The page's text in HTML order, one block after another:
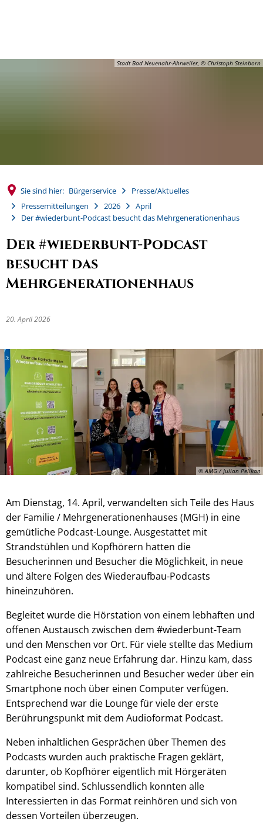
Stadt Bad Neuenahr-Ahrweiler, © Christoph Steinborn
Sie sind hier: Bürgerservice
Presse/Aktuelles
Pressemitteilungen
2026
April
Der #wiederbunt-Podcast besucht das Mehrgenerationenhaus
Der #wiederbunt-Podcast
besucht das
Mehrgenerationenhaus
20. April 2026
© AMG / Julian Pelikan
Am Dienstag, 14. April, verwandelten sich Teile des Haus
der Familie / Mehrgenerationenhauses (MGH) in eine
gemütliche Podcast-Lounge. Ausgestattet mit
Strandstühlen und Kopfhörern hatten die
Besucherinnen und Besucher die Möglichkeit, in neue
und ältere Folgen des Wiederaufbau-Podcasts
hineinzuhören.
Begleitet wurde die Hörstation von einem lebhaften und
offenen Austausch zwischen dem #wiederbunt-Team
und den Menschen vor Ort. Für viele stellte das Medium
Podcast eine ganz neue Erfahrung dar. Hinzu kam, dass
zahlreiche Besucherinnen und Besucher weder über ein
Smartphone noch über einen Computer verfügen.
Entsprechend war die Lounge für viele der erste
Berührungspunkt mit dem Audioformat Podcast.
Neben inhaltlichen Gesprächen über Themen des
Podcasts wurden auch praktische Fragen geklärt,
darunter, ob Kopfhörer eigentlich mit Hörgeräten
kompatibel sind. Schlussendlich konnten alle
Interessierten in das Format reinhören und sich von
dessen Vorteilen überzeugen.